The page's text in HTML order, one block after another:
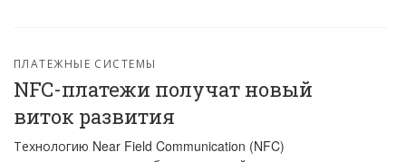
ПЛАТЕЖНЫЕ СИСТЕМЫ
NFC-платежи получат новый
виток развития
Технологию Near Field Communication (NFC)